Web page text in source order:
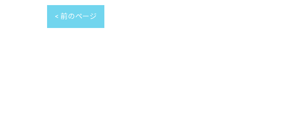
< 前のページ